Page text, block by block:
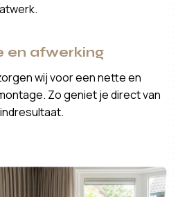
en afwerking
wij voor een nette en
Zo geniet je direct van